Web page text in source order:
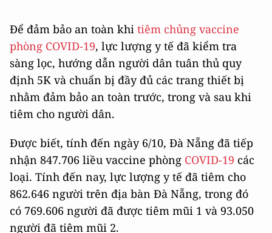
Để đảm bảo an toàn khi tiêm chủng vaccine
phòng COVID-19, lực lượng y tế đã kiểm tra
sàng lọc, hướng dẫn người dân tuân thủ quy
định 5K và chuẩn bị đầy đủ các trang thiết bị
nhằm đảm bảo an toàn trước, trong và sau khi
tiêm cho người dân.
Được biết, tính đến ngày 6/10, Đà Nẵng đã tiếp
nhận 847.706 liều vaccine phòng COVID-19 các
loại. Tính đến nay, lực lượng y tế đã tiêm cho
862.646 người trên địa bàn Đà Nẵng, trong đó
có 769.606 người đã được tiêm mũi 1 và 93.050
người đã tiêm mũi 2.